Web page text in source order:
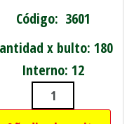
cantidad
Código: 3601
x bulto: 180
Interno: 12
GUANTE